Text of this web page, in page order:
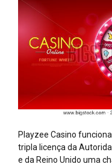
Playzee Casino
tripla licença da
e da Reino Unido uma